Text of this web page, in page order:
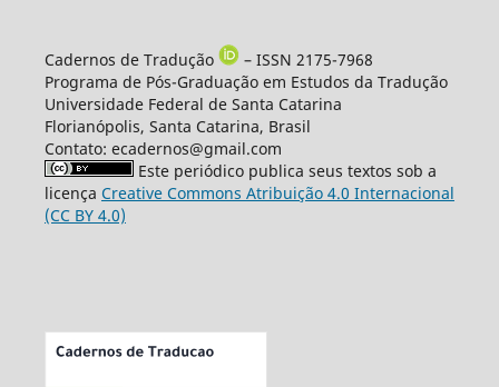
Cadernos de Tradução
– ISSN 2175-7968
Programa de Pós-Graduação em Estudos da Tradução
Universidade Federal de Santa Catarina
Florianópolis, Santa Catarina, Brasil
Contato: ecadernos@gmail.com
Este periódico publica seus textos sob a
licença Creative Commons Atribuição 4.0 Internacional
(CC BY 4.0)